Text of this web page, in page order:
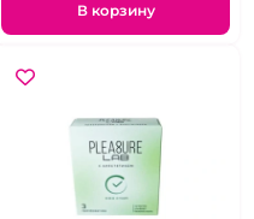
В корзину